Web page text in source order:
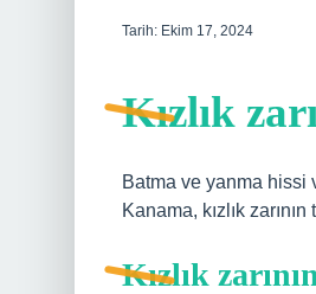
Tarih: Ekim 17, 2024
Kızlık
Batma ve yanma hissi
Kanama, kızlık
Kızlık